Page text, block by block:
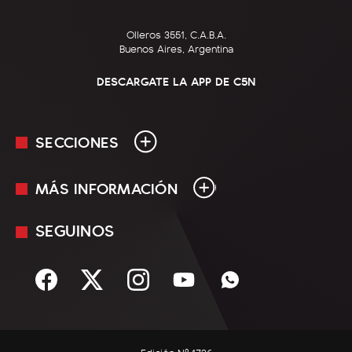
Olleros 3551, C.A.B.A.
Buenos Aires, Argentina
DESCARGATE LA APP DE C5N
SECCIONES
En Vivo
Sociedad
MÁS INFORMACIÓN
Mediakit
Términos y condiciones
SEGUINOS